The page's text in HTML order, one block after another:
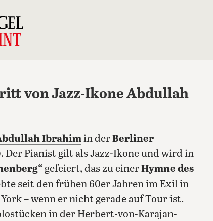
von Jazz-Ikone Abdullah
Ibrahimin derBerliner
Der Pianist gilt als Jazz-Ikone und wird in
gefeiert, das zu einerHymne des
seit den frühen 60er Jahren im Exil in
– wenn er nicht gerade auf Tour ist.
in der Herbert-von-Karajan-